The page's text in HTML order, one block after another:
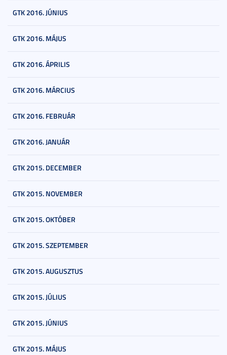
GTK 2016. JÚNIUS
GTK 2016. MÁJUS
GTK 2016. ÁPRILIS
GTK 2016. MÁRCIUS
GTK 2016. FEBRUÁR
GTK 2016. JANUÁR
GTK 2015. DECEMBER
GTK 2015. NOVEMBER
GTK 2015. OKTÓBER
GTK 2015. SZEPTEMBER
GTK 2015. AUGUSZTUS
GTK 2015. JÚLIUS
GTK 2015. JÚNIUS
GTK 2015. MÁJUS